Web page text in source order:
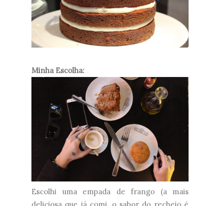
Minha Escolha:
Escolhi uma empada de frango (a mais